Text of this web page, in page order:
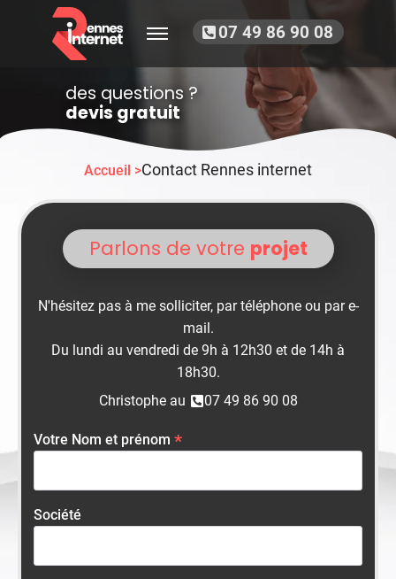
07 49 86 90 08
des questions ?
devis gratuit
Accueil >Contact Rennes internet
Parlons de votre projet
N'hésitez pas à me solliciter, par téléphone ou par e-
mail.
Du lundi au vendredi de 9h à 12h30 et de 14h à
18h30.
Christophe au
07 49 86 90 08
Votre Nom et prénom *
Société